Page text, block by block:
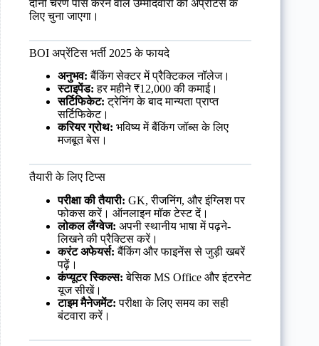
दोनों चरण पास करने वाले उम्मीदवारों को अप्रेंटिस के
लिए चुना जाएगा।
BOI अप्रेंटिस भर्ती 2025 के फायदे
अनुभव: बैंकिंग सेक्टर में प्रैक्टिकल नॉलेज।
स्टाइपेंड: हर महीने ₹12,000 की कमाई।
सर्टिफिकेट: ट्रेनिंग के बाद मान्यता प्राप्त
सर्टिफिकेट।
करियर ग्रोथ: भविष्य में बैंकिंग जॉब्स के लिए
मजबूत बेस।
तैयारी के लिए टिप्स
परीक्षा की तैयारी: GK, रीजनिंग, और इंग्लिश पर
फोकस करें। ऑनलाइन मॉक टेस्ट दें।
लोकल लैंग्वेज: अपनी स्थानीय भाषा में पढ़ने-
लिखने की प्रैक्टिस करें।
करंट अफेयर्स: बैंकिंग और फाइनेंस से जुड़ी खबरें
पढ़ें।
कंप्यूटर स्किल्स: बेसिक MS Office और इंटरनेट
यूज सीखें।
टाइम मैनेजमेंट: परीक्षा के लिए समय का सही
बंटवारा करें।